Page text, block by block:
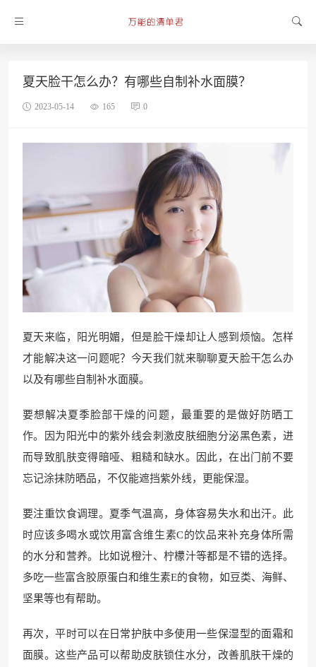
夏天脸干怎么办？有哪些自制补水面膜？
2023-05-14 165 0
夏天来临，阳光明媚，但是脸干燥却让人感到烦恼。怎样
才能解决这一问题呢？今天我们就来聊聊夏天脸干怎么办
以及有哪些自制补水面膜。
要想解决夏季脸部干燥的问题，最重要的是做好防晒工
作。因为阳光中的紫外线会刺激皮肤细胞分泌黑色素，进
而导致肌肤变得暗哑、粗糙和缺水。因此，在出门前不要
忘记涂抹防晒品，不仅能遮挡紫外线，更能保湿。
要注重饮食调理。夏季气温高，身体容易失水和出汗。此
时应该多喝水或饮用富含维生素C的饮品来补充身体所需
的水分和营养。比如说橙汁、柠檬汁等都是不错的选择。
多吃一些富含胶原蛋白和维生素E的食物，如豆类、海鲜、
坚果等也有帮助。
再次，平时可以在日常护肤中多使用一些保湿型的面霜和
面膜。这些产品可以帮助皮肤锁住水分，改善肌肤干燥的